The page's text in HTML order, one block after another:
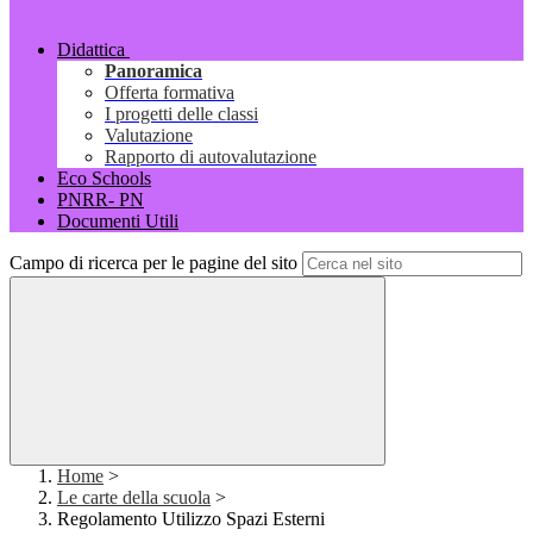
Didattica
Panoramica
Offerta formativa
I progetti delle classi
Valutazione
Rapporto di autovalutazione
Eco Schools
PNRR- PN
Documenti Utili
Campo di ricerca per le pagine del sito
Home >
Le carte della scuola >
Regolamento Utilizzo Spazi Esterni